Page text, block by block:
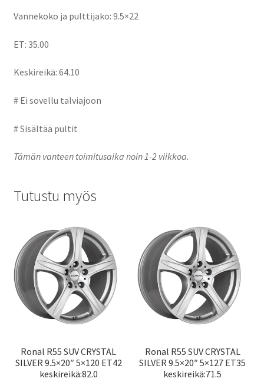
Vannekoko ja pulttijako: 9.5×22
ET: 35.00
Keskireikä: 64.10
# Ei sovellu talviajoon
# Sisältää pultit
Tämän vanteen toimitusaika noin 1-2 viikkoa.
Tutustu myös
Ronal R55 SUV CRYSTAL
SILVER 9.5×20″ 5×120 ET42
keskireikä:82.0
Ronal R55 SUV CRYSTAL
SILVER 9.5×20″ 5×127 ET35
keskireikä:71.5